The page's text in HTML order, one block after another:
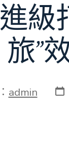
級
旅”
admin 發
表